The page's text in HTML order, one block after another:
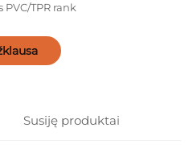
TPR rank
Susiję produktai